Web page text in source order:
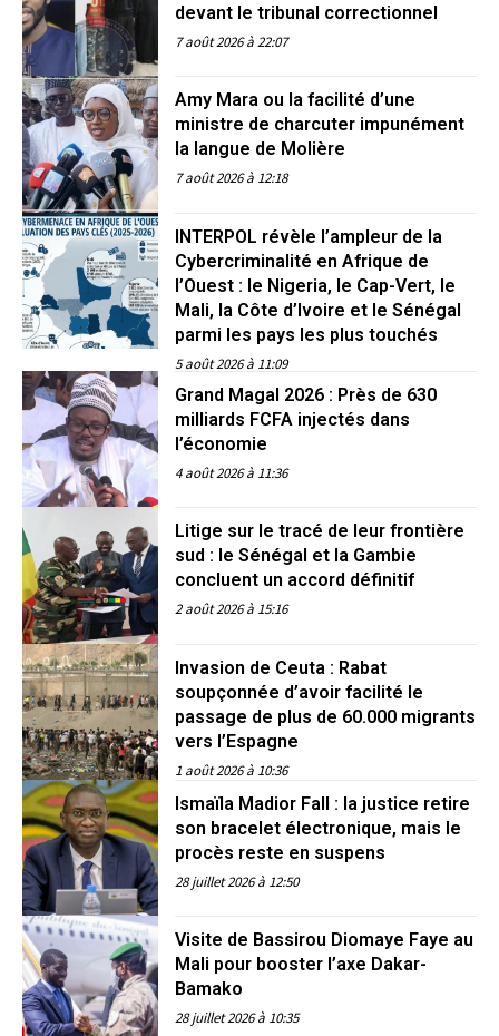
devant le tribunal correctionnel
7 août 2026 à 22:07
Amy Mara ou la facilité d’une
ministre de charcuter impunément
la langue de Molière
7 août 2026 à 12:18
INTERPOL révèle l’ampleur de la
Cybercriminalité en Afrique de
l’Ouest : le Nigeria, le Cap-Vert, le
Mali, la Côte d’Ivoire et le Sénégal
parmi les pays les plus touchés
5 août 2026 à 11:09
Grand Magal 2026 : Près de 630
milliards FCFA injectés dans
l’économie
4 août 2026 à 11:36
Litige sur le tracé de leur frontière
sud : le Sénégal et la Gambie
concluent un accord définitif
2 août 2026 à 15:16
Invasion de Ceuta : Rabat
soupçonnée d’avoir facilité le
passage de plus de 60.000 migrants
vers l’Espagne
1 août 2026 à 10:36
Ismaïla Madior Fall : la justice retire
son bracelet électronique, mais le
procès reste en suspens
28 juillet 2026 à 12:50
Visite de Bassirou Diomaye Faye au
Mali pour booster l’axe Dakar-
Bamako
28 juillet 2026 à 10:35